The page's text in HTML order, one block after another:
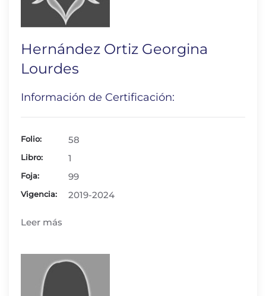
Hernández Ortiz Georgina
Lourdes
Información de Certificación:
Folio: 58
Libro: 1
Foja: 99
Vigencia: 2019-2024
Leer más